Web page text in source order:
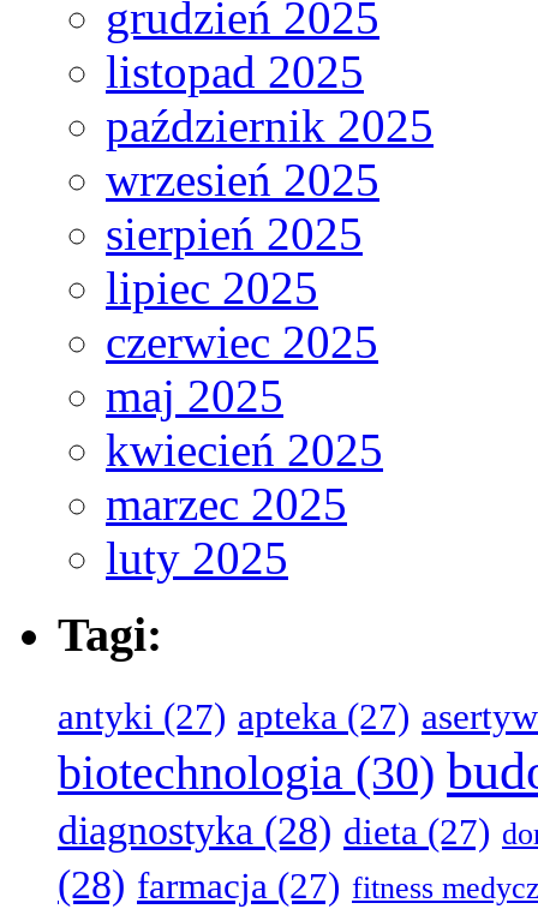
grudzień 2025
listopad 2025
październik 2025
wrzesień 2025
sierpień 2025
lipiec 2025
czerwiec 2025
maj 2025
kwiecień 2025
marzec 2025
luty 2025
Tagi:
antyki (27) apteka (27)
biotechnologia (30)
diagnostyka (28) dieta (27)
(28) farmacja (27) fitness